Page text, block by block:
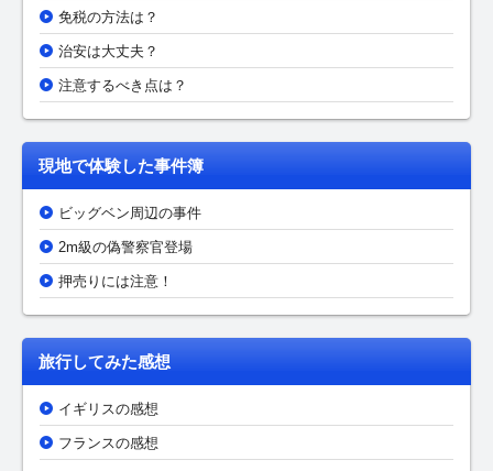
免税の方法は？
治安は大丈夫？
注意するべき点は？
現地で体験した事件簿
ビッグベン周辺の事件
2m級の偽警察官登場
押売りには注意！
旅行してみた感想
イギリスの感想
フランスの感想